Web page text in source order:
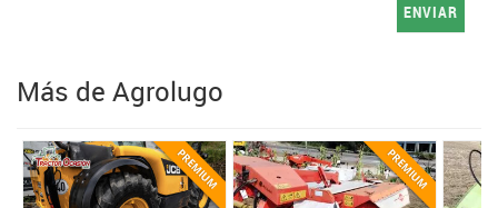
ENVIAR
Más de Agrolugo